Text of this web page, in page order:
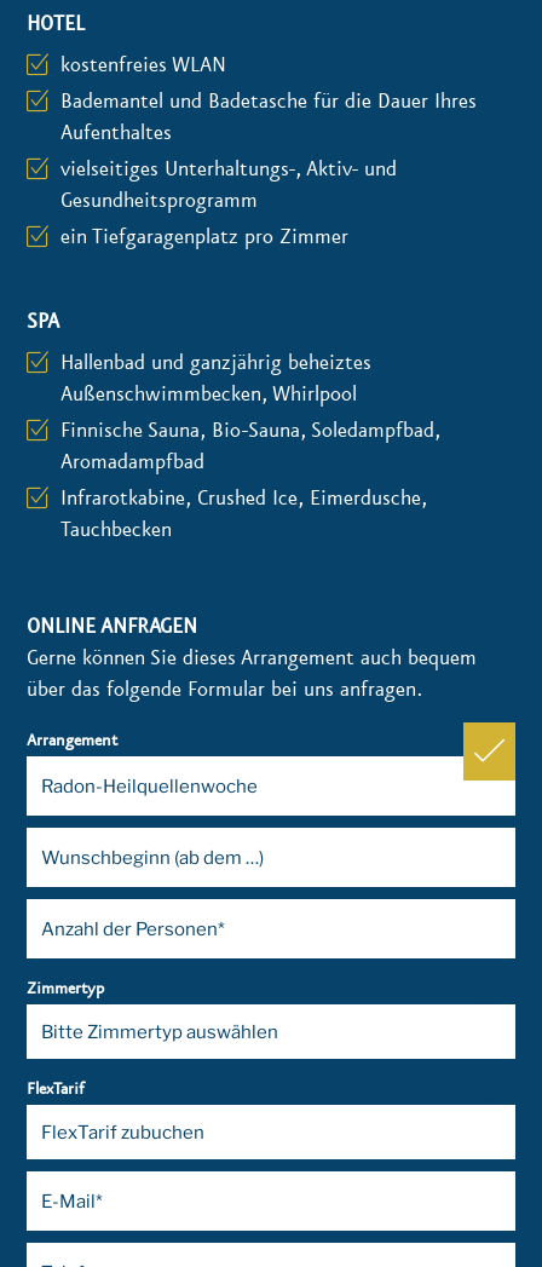
HOTEL
kostenfreies WLAN
Bademantel und Badetasche für die Dauer Ihres
Aufenthaltes
vielseitiges Unterhaltungs-, Aktiv- und
Gesundheitsprogramm
ein Tiefgaragenplatz pro Zimmer
SPA
Hallenbad und ganzjährig beheiztes
Außenschwimmbecken, Whirlpool
Finnische Sauna, Bio-Sauna, Soledampfbad,
Aromadampfbad
Infrarotkabine, Crushed Ice, Eimerdusche,
Tauchbecken
ONLINE ANFRAGEN
Gerne können Sie dieses Arrangement auch bequem
über das folgende Formular bei uns anfragen.
Arrangement
Zimmertyp
FlexTarif